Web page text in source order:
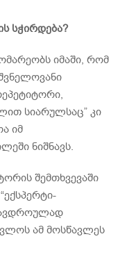
სჭირდება?
იმაში, რომ
სიარულსაც” კი
იმ
ნიშნავს.
შემთხვევაში
ამ მოსწავლეს